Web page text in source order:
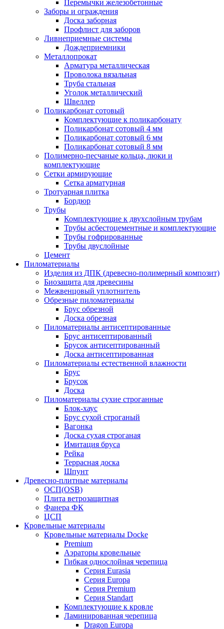
Перемычки железобетонные
Заборы и ограждения
Доска заборная
Профлист для заборов
Ливнеприемные системы
Дождеприемники
Металлопрокат
Арматура металлическая
Проволока вязальная
Труба стальная
Уголок металлический
Швеллер
Поликарбонат сотовый
Комплектующие к поликарбонату
Поликарбонат сотовый 4 мм
Поликарбонат сотовый 6 мм
Поликарбонат сотовый 8 мм
Полимерно-песчаные кольца, люки и
комплектующие
Сетки армирующие
Сетка арматурная
Тротуарная плитка
Бордюр
Трубы
Комплектующие к двухслойным трубам
Трубы асбестоцементные и комплектующие
Трубы гофрированные
Трубы двуслойные
Цемент
Пиломатериалы
Изделия из ДПК (древесно-полимерный композит)
Биозащита для древесины
Межвенцовый уплотнитель
Обрезные пиломатериалы
Брус обрезной
Доска обрезная
Пиломатериалы антисептированные
Брус антисептированный
Брусок антисептированный
Доска антисептированная
Пиломатериалы естественной влажности
Брус
Брусок
Доска
Пиломатериалы сухие строганные
Блок-хаус
Брус сухой строганый
Вагонка
Доска сухая строганая
Имитация бруса
Рейка
Террасная доска
Шпунт
Древесно-плитные материалы
ОСП(OSB)
Плита ветрозащитная
Фанера ФК
ЦСП
Кровельные материалы
Кровельные материалы Docke
Premium
Аэраторы кровельные
Гибкая однослойная черепица
Серия Eurasia
Серия Europa
Серия Premium
Серия Standart
Комплектующие к кровле
Ламинированная черепица
Dragon Europa